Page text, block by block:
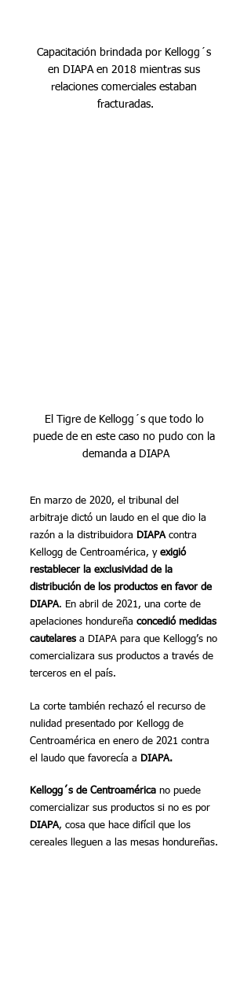
Capacitación brindada por Kellogg´s
en DIAPA en 2018 mientras sus
relaciones comerciales estaban
fracturadas.
El Tigre de Kellogg´s que todo lo
puede de en este caso no pudo con la
demanda a DIAPA
En marzo de 2020, el tribunal del
arbitraje dictó un laudo en el que dio la
razón a la distribuidora DIAPA contra
Kellogg de Centroamérica, y exigió
restablecer la exclusividad de la
distribución de los productos en favor de
DIAPA. En abril de 2021, una corte de
apelaciones hondureña concedió medidas
cautelares a DIAPA para que Kellogg’s no
comercializara sus productos a través de
terceros en el país.
La corte también rechazó el recurso de
nulidad presentado por Kellogg de
Centroamérica en enero de 2021 contra
el laudo que favorecía a DIAPA.
Kellogg´s de Centroamérica no puede
comercializar sus productos si no es por
DIAPA, cosa que hace difícil que los
cereales lleguen a las mesas hondureñas.